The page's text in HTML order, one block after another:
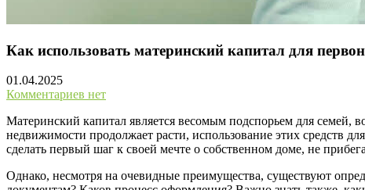
Как использовать материнский капитал для
01.04.2025
Комментариев нет
Материнский капитал является весомым подспорьем для семей,
недвижимости продолжает расти, использование этих средств
сделать первый шаг к своей мечте о собственном доме, не
Однако, несмотря на очевидные преимущества, существуют